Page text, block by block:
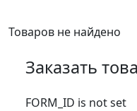
Товаров не найдено
Заказать
FORM_ID is not set